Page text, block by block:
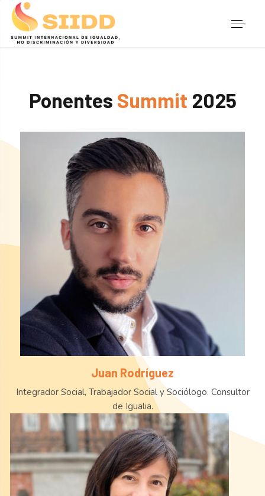
Ponentes Summit 2025
Juan Rodríguez
Integrador Social, Trabajador Social y Sociólogo. Consultor
de Igualia.